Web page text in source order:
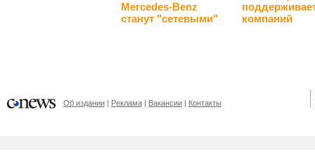
Mercedes-Benz
станут "сетевыми"
компаний
Об издании Реклама Вакансии Контакты